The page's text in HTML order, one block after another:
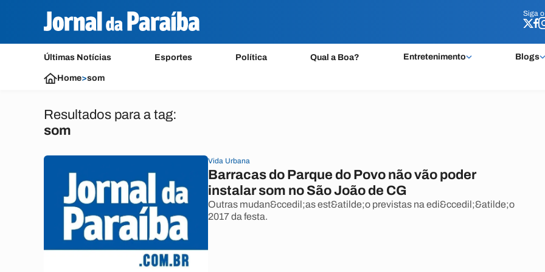
Siga o
Últimas Notícias Esportes Política Qual a Boa? Entretenimento Blogs
Siga o
Home>som
Resultados para a tag:
som
Vida Urbana
Barracas do Parque do Povo não vão poder
instalar som no São João de CG
Outras mudan&ccedil;as est&atilde;o previstas na edi&ccedil;&atilde;o
2017 da festa.